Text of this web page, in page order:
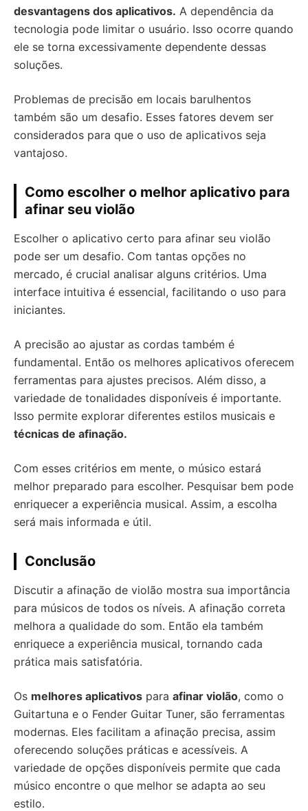
desvantagens dos aplicativos. A dependência da
tecnologia pode limitar o usuário. Isso ocorre quando
ele se torna excessivamente dependente dessas
soluções.
Problemas de precisão em locais barulhentos
também são um desafio. Esses fatores devem ser
considerados para que o uso de aplicativos seja
vantajoso.
Como escolher o melhor aplicativo para
afinar seu violão
Escolher o aplicativo certo para afinar seu violão
pode ser um desafio. Com tantas opções no
mercado, é crucial analisar alguns critérios. Uma
interface intuitiva é essencial, facilitando o uso para
iniciantes.
A precisão ao ajustar as cordas também é
fundamental. Então os melhores aplicativos oferecem
ferramentas para ajustes precisos. Além disso, a
variedade de tonalidades disponíveis é importante.
Isso permite explorar diferentes estilos musicais e
técnicas de afinação.
Com esses critérios em mente, o músico estará
melhor preparado para escolher. Pesquisar bem pode
enriquecer a experiência musical. Assim, a escolha
será mais informada e útil.
Conclusão
Discutir a afinação de violão mostra sua importância
para músicos de todos os níveis. A afinação correta
melhora a qualidade do som. Então ela também
enriquece a experiência musical, tornando cada
prática mais satisfatória.
Os melhores aplicativos para afinar violão, como o
Guitartuna e o Fender Guitar Tuner, são ferramentas
modernas. Eles facilitam a afinação precisa, assim
oferecendo soluções práticas e acessíveis. A
variedade de opções disponíveis permite que cada
músico encontre o que melhor se adapta ao seu
estilo.